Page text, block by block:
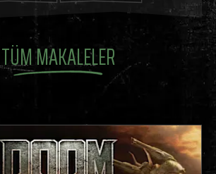
TÜM MAKALELER